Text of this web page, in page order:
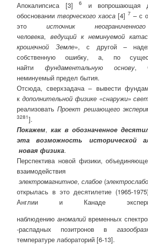
Апокалипсиса [3]6
и вопрошающая
обоснованиитворческого хаоса [4]7 – с
этоисточник
человека, ведущий к неминуемой
крошечной Земле», с другой –
собственную ошибку, а, по
найти фундаментальную основу,
неминуемый предел бытия.
Отсюда, сверхзадача – вывести
к дополнительной физике«снаружи»
реализоватьПроект решающего
3281].
Покажем,как в обозначенное
эта возможность исторической
новая физика.
Перспектива новой физики,
электромагнитное,слабое (
открылась в это десятилетие (1965-
Англии и Канаде
наблюдениюаномалий временных
-распадных позитронов в
температуре лабораторий [6-13].